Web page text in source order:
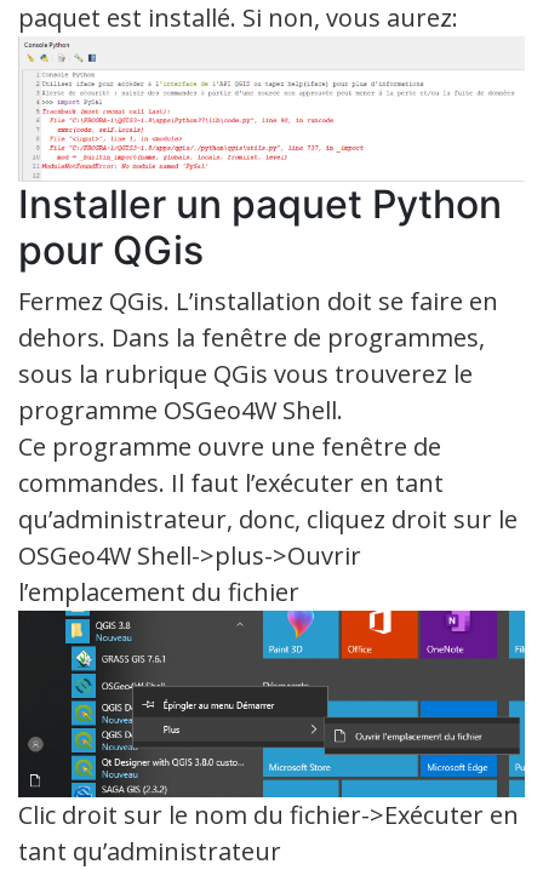
paquet est installé. Si non, vous aurez:
Installer un paquet Python
pour QGis
Fermez QGis. L’installation doit se faire en
dehors. Dans la fenêtre de programmes,
sous la rubrique QGis vous trouverez le
programme OSGeo4W Shell.
Ce programme ouvre une fenêtre de
commandes. Il faut l’exécuter en tant
qu’administrateur, donc, cliquez droit sur le
OSGeo4W Shell->plus->Ouvrir
l’emplacement du fichier
Clic droit sur le nom du fichier->Exécuter en
tant qu’administrateur